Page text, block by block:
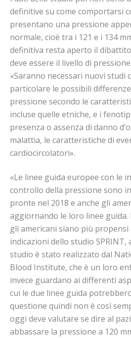
definitive su come comportarsi
presentano una pressione
normale, cioè tra i 121 e i 134
definitiva resta aperto il
deve essere il livello di
«Saranno necessari nuovi studi
particolare le possibili
pressione secondo le
incluse quelle etniche, e i
presenza o assenza di danno
malattia, le caratteristiche di
cardiocircolatori».
«Le linee guida europee con le
controllo della pressione sono
pronte nel 2018 e anche gli
aggiornando le loro linee guida.
gli americani siano più propensi
indicazioni dello studio SPRINT,
studio è stato realizzato dal
Blood Institute, che è un loro
invece guardano ai differenti
cui le due linee guida
questione quindi non è così
oggi deve valutare se dire al
abbassare la pressione a 120